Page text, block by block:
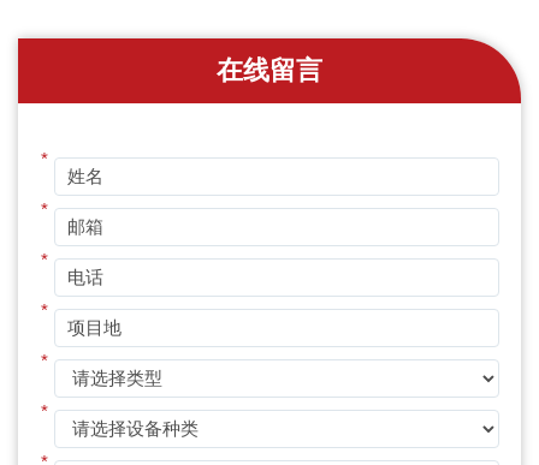
在线留言
*
*
*
*
*
*